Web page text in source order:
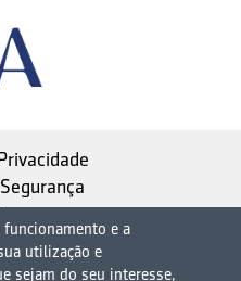
uma empresa do
e a
utilização e
sejam do seu interesse,